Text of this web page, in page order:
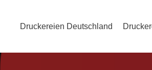
Druckereien Deutschland